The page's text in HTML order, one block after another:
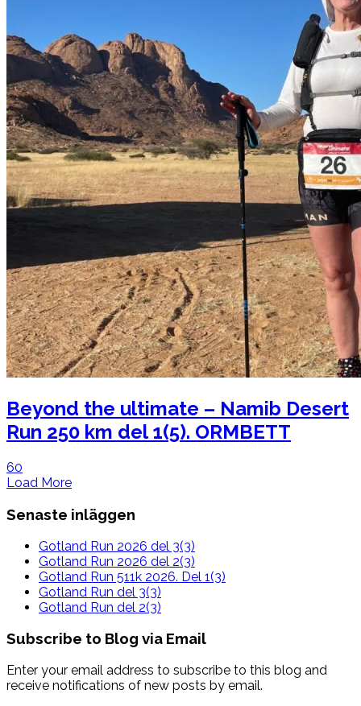
Beyond the ultimate – Namib Desert
Run 250 km del 1(5). ORMBETT
60
Load More
Senaste inläggen
Gotland Run 2026 del 3(3)
Gotland Run 2026 del 2(3)
Gotland Run 511k 2026. Del 1(3)
Gotland Run del 3(3)
Gotland Run del 2(3)
Subscribe to Blog via Email
Enter your email address to subscribe to this blog and
receive notifications of new posts by email.